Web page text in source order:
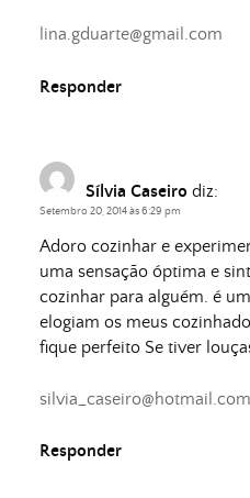
lina.gduarte@gmail.com
Responder
Sílvia Caseiro diz:
Setembro 20, 2014 às 6:29 pm
Adoro cozinhar e
uma sensação óptima e
cozinhar para alguém. é
elogiam os meus
fique perfeito Se tiver
silvia_caseiro@hotmail.com
Responder